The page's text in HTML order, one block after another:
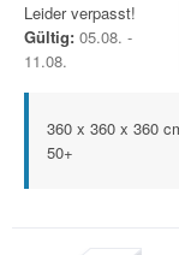
Leider verpasst!
Gültig: 05.08. -
11.08.
360 x 360 x 360
50+